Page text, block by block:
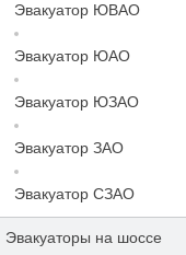
Эвакуатор ЮВАО
Эвакуатор ЮАО
Эвакуатор ЮЗАО
Эвакуатор ЗАО
Эвакуатор СЗАО
Эвакуаторы на шоссе